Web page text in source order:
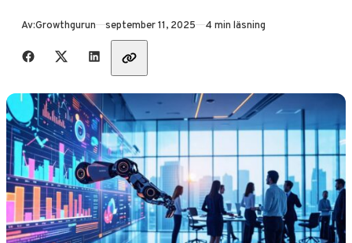
Av:Growthgurun Publicerad
september 11, 2025 4 min läsning
Dela med vänner